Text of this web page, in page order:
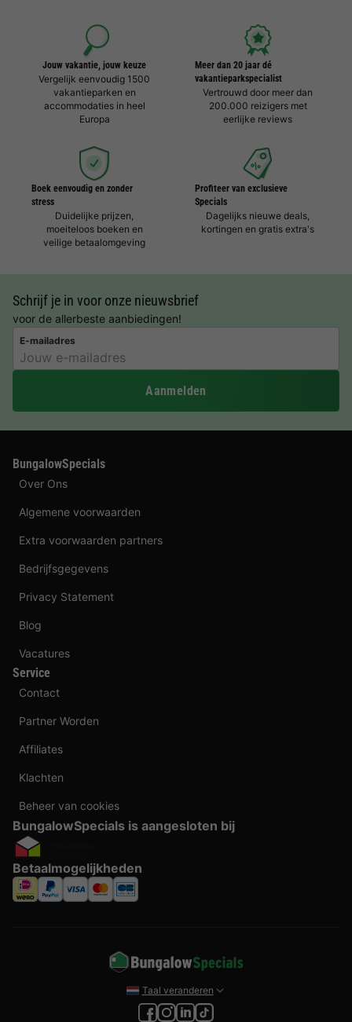
Jouw vakantie, jouw keuze
Vergelijk eenvoudig 1500
vakantieparken en
accommodaties in heel
Europa
Meer dan 20 jaar dé
vakantieparkspecialist
Vertrouwd door meer dan
200.000 reizigers met
eerlijke reviews
Boek eenvoudig en zonder
stress
Duidelijke prijzen,
moeiteloos boeken en
veilige betaalomgeving
Profiteer van exclusieve
Specials
Dagelijks nieuwe deals,
kortingen en gratis extra's
Schrijf je in voor onze nieuwsbrief
voor de allerbeste aanbiedingen!
E-mailadres
Aanmelden
BungalowSpecials
Over Ons
Algemene voorwaarden
Extra voorwaarden partners
Bedrijfsgegevens
Privacy Statement
Blog
Vacatures
Service
Contact
Partner Worden
Affiliates
Klachten
Beheer van cookies
BungalowSpecials is aangesloten bij
Betaalmogelijkheden
Taal veranderen